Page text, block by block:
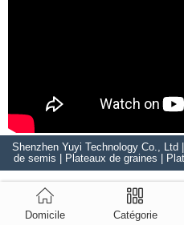
Shenzhen Yuyi Technology Co.,
de semis | Plateaux de graines |
Domicile Catégorie